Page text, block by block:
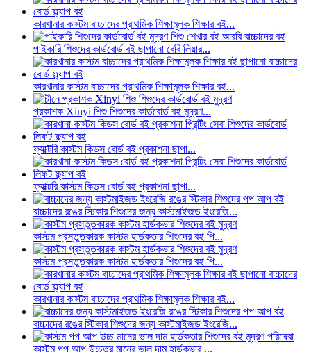
কারখানার কাস্টম বাচ্চাদের প্রাথমিক শিক্ষামূলক শিক্ষার বই...
পাইকারি শিশুদের কার্ডবোর্ড বই ছাপানো বেবি লিয়ার...
কারখানার কাস্টম বাচ্চাদের প্রাথমিক শিক্ষামূলক শিক্ষার বই...
প্রকাশক Xinyi শিশু শিশুদের কার্ডবোর্ড বই মুদ্রণ...
ফ্যাক্টরি কাস্টম কিডস বোর্ড বই প্রকাশনা ছাপা...
ফ্যাক্টরি কাস্টম কিডস বোর্ড বই প্রকাশনা ছাপা...
বাচ্চাদের রঙের স্টিকার শিশুদের জন্য কাস্টমাইজড ইংরেজি...
কাস্টম প্রস্তুতকারক কাস্টম হার্ডকভার শিশুদের বই পি...
কাস্টম প্রস্তুতকারক কাস্টম হার্ডকভার শিশুদের বই পি...
কারখানার কাস্টম বাচ্চাদের প্রাথমিক শিক্ষামূলক শিক্ষার বই...
বাচ্চাদের রঙের স্টিকার শিশুদের জন্য কাস্টমাইজড ইংরেজি...
কাস্টম পপ আপ উচ্চতর মানের ভাল দাম হার্ডকভার ...